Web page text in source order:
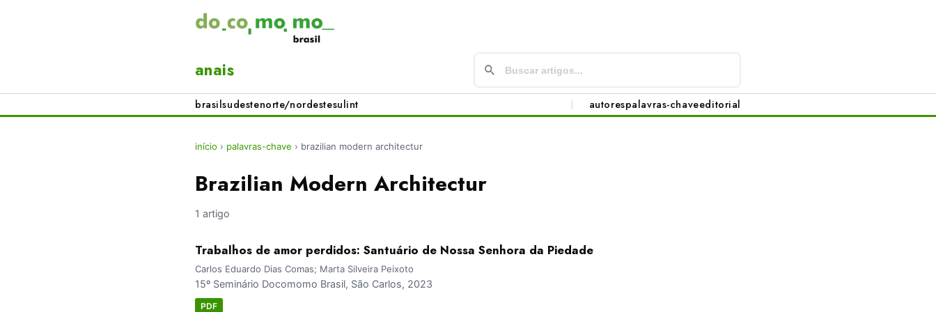
anais
brasilsudestenorte/nordestesulint autorespalavras-chaveeditorial
início › palavras-chave › brazilian modern architectur
Brazilian Modern Architectur
1 artigo
Trabalhos de amor perdidos: Santuário de Nossa Senhora da Piedade
Carlos Eduardo Dias Comas; Marta Silveira Peixoto
15º Seminário Docomomo Brasil, São Carlos, 2023
PDF